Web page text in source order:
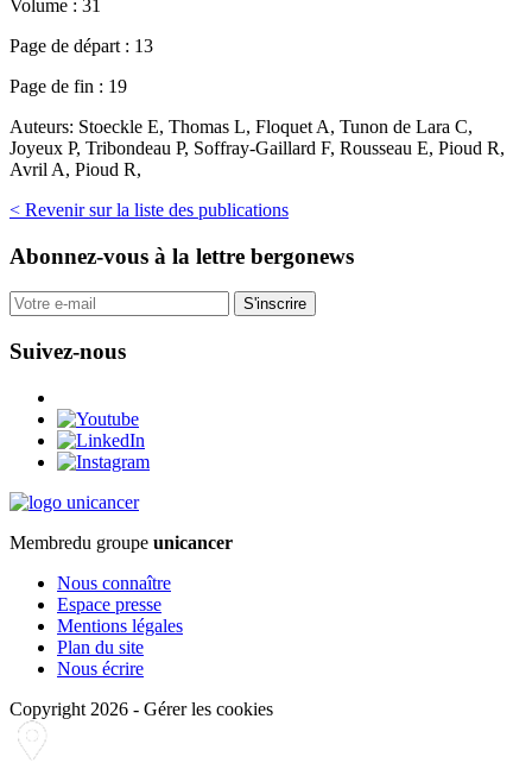
Volume : 31
Page de départ : 13
Page de fin : 19
Auteurs: Stoeckle E, Thomas L, Floquet A, Tunon de Lara C,
Joyeux P, Tribondeau P, Soffray-Gaillard F, Rousseau E, Pioud R,
Avril A, Pioud R,
< Revenir sur la liste des publications
Abonnez-vous à la lettre bergonews
S'inscrire
Suivez-nous
Membredu groupe unicancer
Nous connaître
Espace presse
Mentions légales
Plan du site
Nous écrire
Copyright 2026 - Gérer les cookies